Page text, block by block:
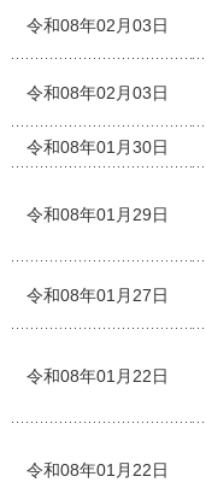
令和08年02月03日
令和08年02月03日
令和08年01月30日
令和08年01月29日
令和08年01月27日
令和08年01月22日
令和08年01月22日